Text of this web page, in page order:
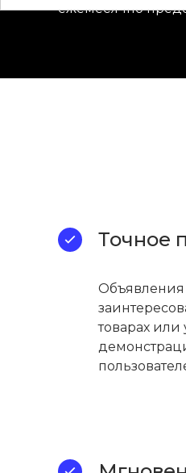
ежемесячно
Точное
Объявления
товарах или